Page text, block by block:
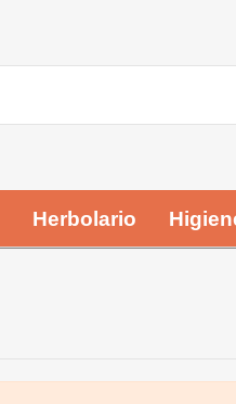
Herbolario